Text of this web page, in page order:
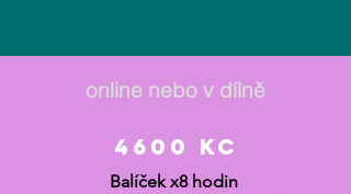
online nebo v dílně
4600 kc
Balíček x8 hodin